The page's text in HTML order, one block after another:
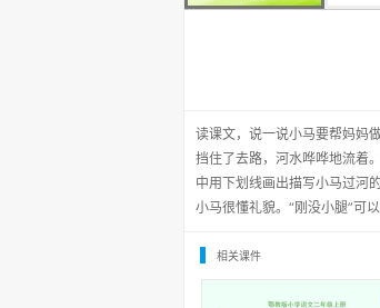
读课文，说一说小马要帮妈妈
挡住了去路，河水哗哗地流着
中用下划线画出描写小马过河
小马很懂礼貌。“刚没小腿”可
相关课件